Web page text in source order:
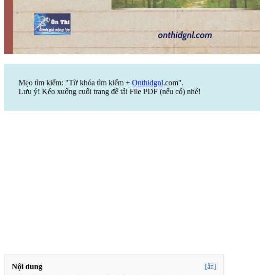
Mẹo tìm kiếm: "Từ khóa tìm kiếm + Onthidgnl.com".
Lưu ý! Kéo xuống cuối trang để tải File PDF (nếu có) nhé!
Nội dung [ẩn]